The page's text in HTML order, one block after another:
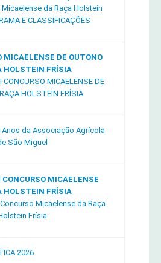
MICAELENSE DE OUTONO
HOLSTEIN FRÍSIA
CONCURSO MICAELENSE
HOLSTEIN FRÍSIA